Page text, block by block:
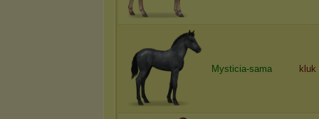
Mysticia-sama kluk